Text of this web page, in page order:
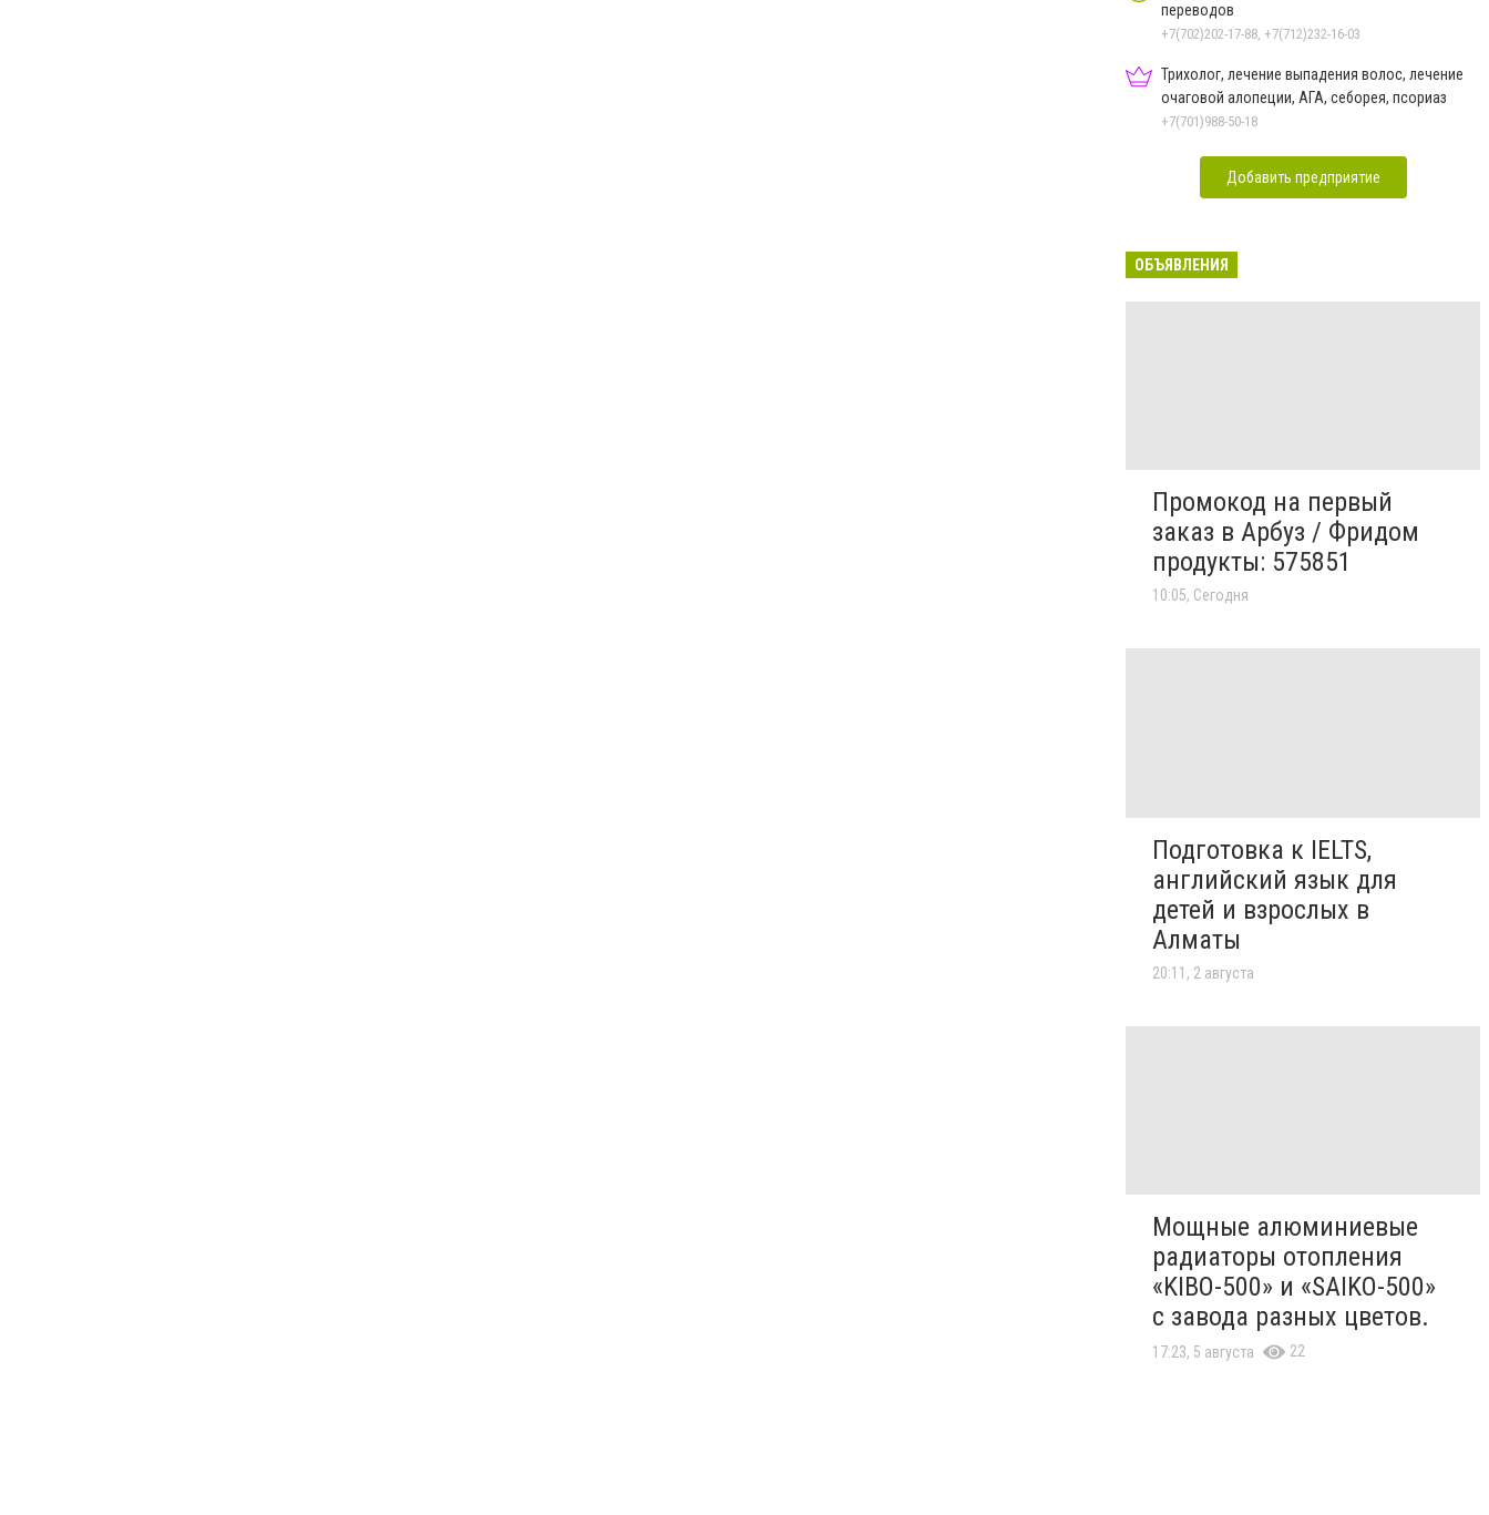
переводов
+7(702)202-17-88, +7(712)232-16-03
Трихолог, лечение выпадения волос, лечение
очаговой алопеции, АГА, себорея, псориаз
+7(701)988-50-18
Добавить предприятие
ОБЪЯВЛЕНИЯ
Промокод на первый
заказ в Арбуз / Фридом
продукты: 575851
10:05, Сегодня
Подготовка к IELTS,
английский язык для
детей и взрослых в
Алматы
20:11, 2 августа
Мощные алюминиевые
радиаторы отопления
«KIBO-500» и «SAIKO-500»
с завода разных цветов.
17:23, 5 августа 22